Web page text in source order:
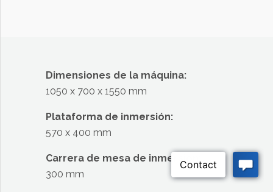
Dimensiones de la máquina:
1050 x 700 x 1550 mm
Plataforma de inmersión:
570 x 400 mm
Carrera de mesa de inmersión:
300 mm